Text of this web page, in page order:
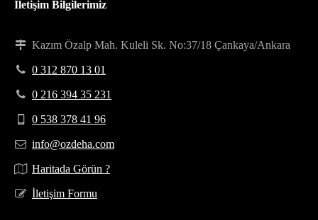
İletişim Bilgilerimiz
Kazım Özalp Mah. Kuleli Sk. No:37/18 Çankaya/Ankara
0 312 870 13 01
0 216 394 35 231
0 538 378 41 96
info@ozdeha.com
Haritada Görün ?
İletişim Formu